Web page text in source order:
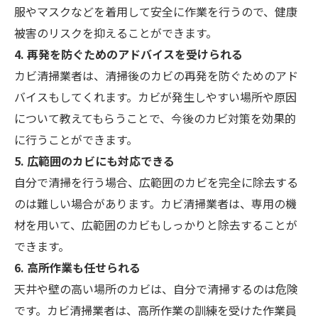
服やマスクなどを着用して安全に作業を行うので、健康
被害のリスクを抑えることができます。
4. 再発を防ぐためのアドバイスを受けられる
カビ清掃業者は、清掃後のカビの再発を防ぐためのアド
バイスもしてくれます。カビが発生しやすい場所や原因
について教えてもらうことで、今後のカビ対策を効果的
に行うことができます。
5. 広範囲のカビにも対応できる
自分で清掃を行う場合、広範囲のカビを完全に除去する
のは難しい場合があります。カビ清掃業者は、専用の機
材を用いて、広範囲のカビもしっかりと除去することが
できます。
6. 高所作業も任せられる
天井や壁の高い場所のカビは、自分で清掃するのは危険
です。カビ清掃業者は、高所作業の訓練を受けた作業員